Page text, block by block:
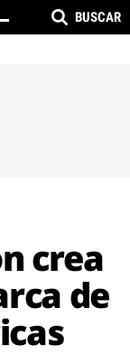
BUSCAR
crea
de